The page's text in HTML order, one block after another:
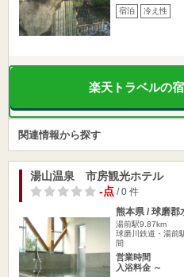
宿泊 冷え性
楽天トラベルの
関連情報から探す
湯山温泉 市房観光ホテル
-点/ 0 件
熊本県 / 球磨郡
湯前駅9.87km
球磨川鉄道・湯前
間
営業時間
入浴料金 ～